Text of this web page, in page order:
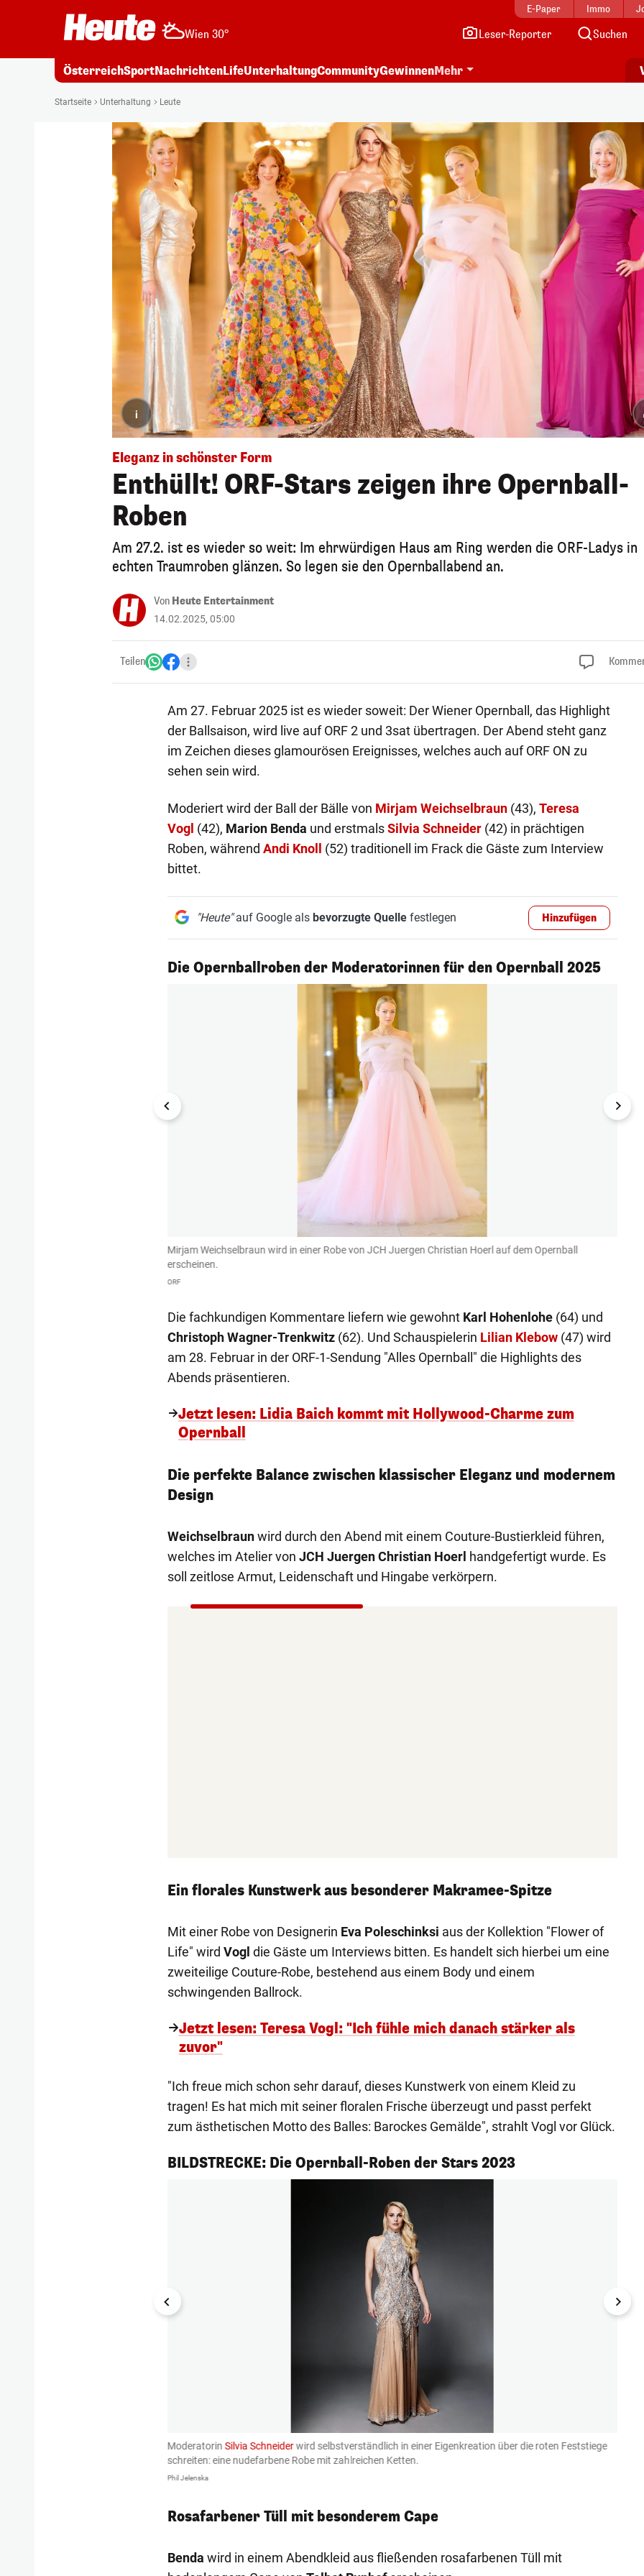
E-Paper Immo
Wien 30° Leser-Reporter Suchen
ÖsterreichSportNachrichtenLifeUnterhaltungCommunityGewinnenMehr
Startseite Unterhaltung Leute
i
Eleganz in schönster Form
Enthüllt! ORF-Stars zeigen ihre Opernball-
Roben
Am 27.2. ist es wieder so weit: Im ehrwürdigen Haus am Ring werden die ORF-Ladys in
echten Traumroben glänzen. So legen sie den Opernballabend an.
Von Heute Entertainment
14.02.2025, 05:00
Teilen
Am 27. Februar 2025 ist es wieder soweit: Der Wiener Opernball, das Highlight
der Ballsaison, wird live auf ORF 2 und 3sat übertragen. Der Abend steht ganz
im Zeichen dieses glamourösen Ereignisses, welches auch auf ORF ON zu
sehen sein wird.
Moderiert wird der Ball der Bälle von Mirjam Weichselbraun(43), Teresa
Vogl (42), Marion Benda und erstmalsSilvia Schneider(42) in prächtigen
Roben, während Andi Knoll (52) traditionell im Frack die Gäste zum Interview
bittet.
"Heute"auf Google als bevorzugte Quellefestlegen Hinzufügen
Die Opernballroben der Moderatorinnen für den Opernball 2025
1/5
Mirjam Weichselbraun wird in einer Robe von JCH Juergen Christian Hoerl auf dem Opernball
erscheinen.
ORF
Die fachkundigen Kommentare liefern wie gewohnt Karl Hohenlohe(64) und
Christoph Wagner-Trenkwitz(62). Und Schauspielerin Lilian Klebow(47) wird
am 28. Februar in der ORF-1-Sendung "Alles Opernball" die Highlights des
Abends präsentieren.
Jetzt lesen: Lidia Baich kommt mit Hollywood-Charme zum
Opernball
Die perfekte Balance zwischen klassischer Eleganz und modernem
Design
Weichselbraunwird durch den Abend mit einem Couture-Bustierkleid führen,
welches im Atelier von JCH Juergen Christian Hoerl handgefertigt wurde. Es
soll zeitlose Armut, Leidenschaft und Hingabe verkörpern.
Ein florales Kunstwerk aus besonderer Makramee-Spitze
Mit einer Robe von Designerin Eva Poleschinksi aus der Kollektion "Flower of
Life" wird Vogl die Gäste um Interviews bitten. Es handelt sich hierbei um eine
zweiteilige Couture-Robe, bestehend aus einem Body und einem
schwingenden Ballrock.
Jetzt lesen: Teresa Vogl: "Ich fühle mich danach stärker als
zuvor"
"Ich freue mich schon sehr darauf, dieses Kunstwerk von einem Kleid zu
tragen! Es hat mich mit seiner floralen Frische überzeugt und passt perfekt
zum ästhetischen Motto des Balles: Barockes Gemälde", strahlt Vogl vor Glück.
BILDSTRECKE: Die Opernball-Roben der Stars 2023
1/5
ModeratorinSilvia Schneiderwird selbstverständlich in einer Eigenkreation über die roten Feststiege
schreiten: eine nudefarbene Robe mit zahlreichen Ketten.
Phil Jelenska
Rosafarbener Tüll mit besonderem Cape
Benda wird in einem Abendkleid aus fließenden rosafarbenen Tüll mit